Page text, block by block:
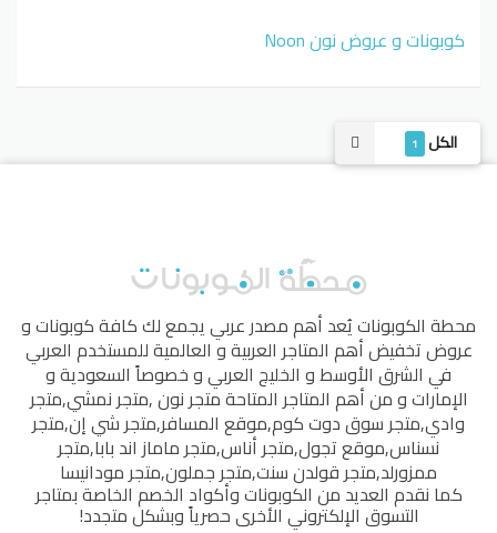
الكل 1
كوبونات و عروض نون Noon
محطة الكوبوناتيُعد أهم مصدر عربي يجمع لك كافة كوبونات و
عروض تخفيض أهم المتاجر العربية و العالمية للمستخدم العربي
في الشرق الأوسط و الخليج العربي و خصوصاً السعودية و
الإمارات و من أهم المتاجر المتاحةمتجر نون,متجر نمشي,متجر
وادي,متجر سوق دوت كوم,موقع المسافر,متجر شي إن,متجر
نسناس,موقع تجول,متجر أناس,متجر ماماز اند بابا,متجر
ممزورلد,متجر قولدن سنت,متجر جملون,متجر مودانيسا
كما نقدم العديد من الكوبونات وأكواد الخصم الخاصة بمتاجر
التسوق الإلكتروني الأخرى حصرياً وبشكل متجدد!